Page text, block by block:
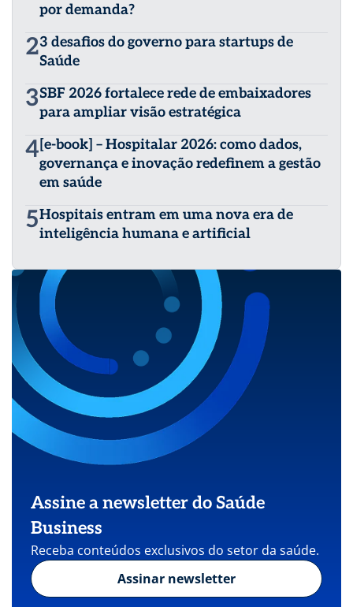
por demanda?
23 desafios do governo para startups de
Saúde
3SBF 2026 fortalece rede de embaixadores
para ampliar visão estratégica
4[e-book] – Hospitalar 2026: como dados,
governança e inovação redefinem a gestão
em saúde
5Hospitais entram em uma nova era de
inteligência humana e artificial
Assine a newsletter do Saúde
Business
Receba conteúdos exclusivos do setor da saúde.
Assinar newsletter